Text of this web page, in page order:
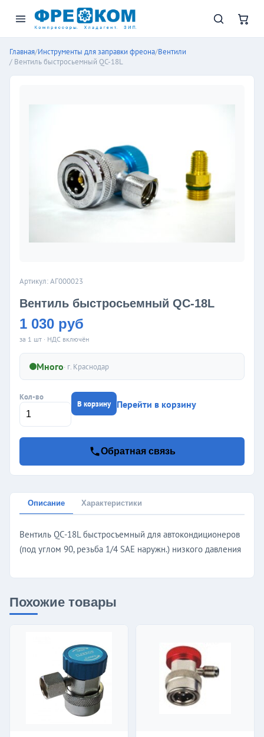
Главная/Инструменты для заправки фреона/Вентили
/ Вентиль быстросьемный QC-18L
Артикул: АГ000023
Вентиль быстросьемный QC-18L
1 030 руб
за 1 шт · НДС включён
Много· г. Краснодар
Кол-во
В корзину Перейти в корзину
Обратная связь
Описание Характеристики
Вентиль QC-18L быстросъемный для автокондиционеров
(под углом 90, резьба 1/4 SAE наружн.) низкого давления
Похожие товары